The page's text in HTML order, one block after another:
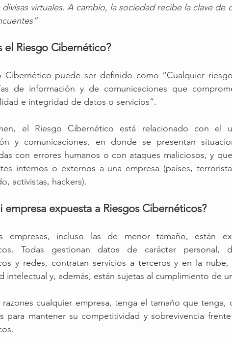
virtuales. A cambio, la sociedad recibe la clave de
el Riesgo Cibernético?
Cibernético puede ser definido como “Cualquier
de información y de comunicaciones que
e integridad de datos o servicios”.
el Riesgo Cibernético está relacionado con el
y comunicaciones, en donde se presentan
con errores humanos o con ataques maliciosos, y
internos o externos a una empresa (países,
activistas, hackers).
empresa expuesta a Riesgos Cibernéticos?
empresas, incluso las de menor tamaño, están
Todas gestionan datos de carácter personal,
y redes, contratan servicios a terceros y en la
intelectual y, además, están sujetas al cumplimiento de
razones cualquier empresa, tenga el tamaño que tenga,
para mantener su competitividad y sobrevivencia